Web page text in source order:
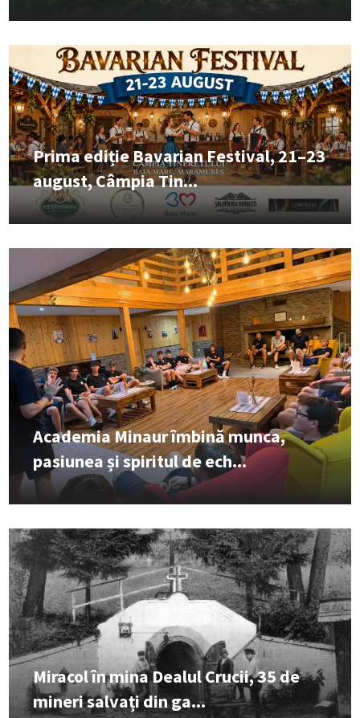
Prima ediție Bavarian Festival, 21–23
august, Câmpia Tin...
Academia Minaur îmbină munca,
pasiunea și spiritul de ech...
Miracol în mina Dealul Crucii, 35 de
mineri salvați din ga...